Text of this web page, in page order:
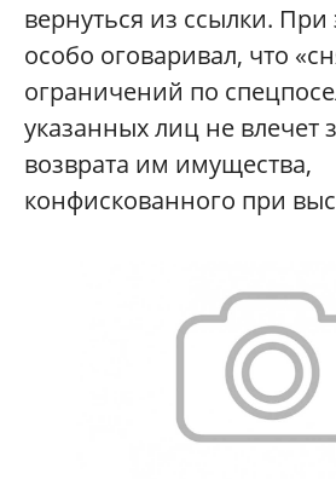
вернуться из ссылки. При
особо оговаривал, что
ограничений по
указанных лиц не влечет
возврата им имущества,
конфискованного при